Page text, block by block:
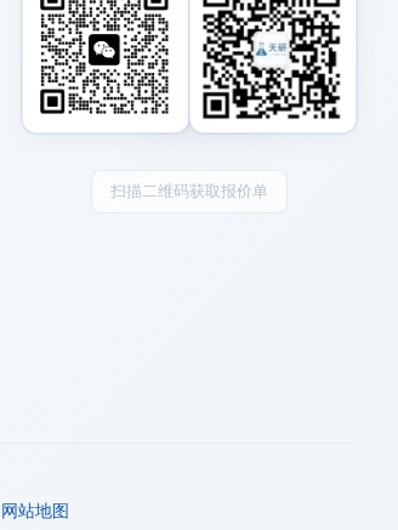
扫描二维码获取报价单
网站地图